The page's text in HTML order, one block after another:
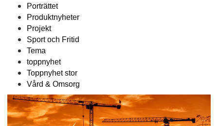
Porträttet
Produktnyheter
Projekt
Sport och Fritid
Tema
toppnyhet
Toppnyhet stor
Vård & Omsorg